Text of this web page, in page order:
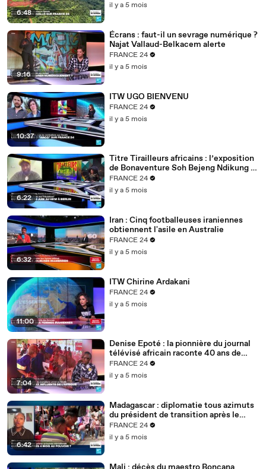
6:48
il y a 5 mois
9:16
Écrans : faut-il un sevrage numérique ?
Najat Vallaud-Belkacem alerte
FRANCE 24
il y a 5 mois
10:37
ITW UGO BIENVENU
FRANCE 24
il y a 5 mois
6:22
Titre Tirailleurs africains : l’exposition
de Bonaventure Soh Bejeng Ndikung à
Berlin
FRANCE 24
il y a 5 mois
6:32
Iran : Cinq footballeuses iraniennes
obtiennent l'asile en Australie
FRANCE 24
il y a 5 mois
11:00
ITW Chirine Ardakani
FRANCE 24
il y a 5 mois
7:04
Denise Epoté : la pionnière du journal
télévisé africain raconte 40 ans de
carrière
FRANCE 24
il y a 5 mois
6:42
Madagascar : diplomatie tous azimuts
du président de transition après le
putsch
FRANCE 24
il y a 5 mois